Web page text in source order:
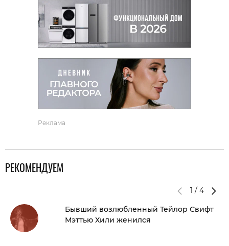
Реклама
РЕКОМЕНДУЕМ
1 / 4
Бывший возлюбленный Тейлор Свифт
Мэттью Хили женился